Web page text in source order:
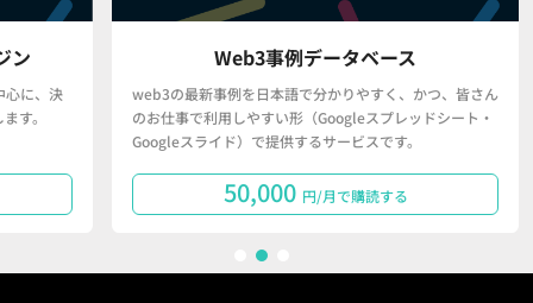
Web3事例データベース
web3の最新事例を日本語で分かりやすく、かつ、皆さん
のお仕事で利用しやすい形（Googleスプレッドシート・
Googleスライド）で提供するサービスです。
50,000 円/月で購読する